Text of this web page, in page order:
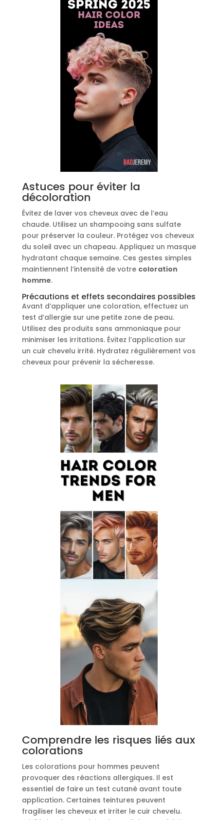
Astuces pour éviter la
décoloration
Évitez de laver vos cheveux avec de l’eau
chaude. Utilisez un shampooing sans sulfate
pour préserver la couleur. Protégez vos cheveux
du soleil avec un chapeau. Appliquez un masque
hydratant chaque semaine. Ces gestes simples
maintiennent l’intensité de votre coloration
homme.
Précautions et effets secondaires possibles
Avant d’appliquer une coloration, effectuez un
test d’allergie sur une petite zone de peau.
Utilisez des produits sans ammoniaque pour
minimiser les irritations. Évitez l’application sur
un cuir chevelu irrité. Hydratez régulièrement vos
cheveux pour prévenir la sécheresse.
Comprendre les risques liés aux
colorations
Les colorations pour hommes peuvent
provoquer des réactions allergiques. Il est
essentiel de faire un test cutané avant toute
application. Certaines teintures peuvent
fragiliser les cheveux et irriter le cuir chevelu.